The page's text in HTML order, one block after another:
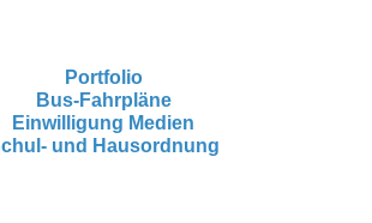
Portfolio
Bus-Fahrpläne
Einwilligung Medien
und Hausordnung